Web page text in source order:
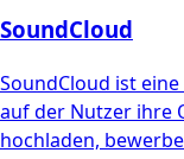
SoundCloud
SoundCloud ist
auf der Nutzer ihre
hochladen,